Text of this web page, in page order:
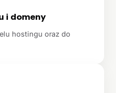
i domeny
hostingu oraz do